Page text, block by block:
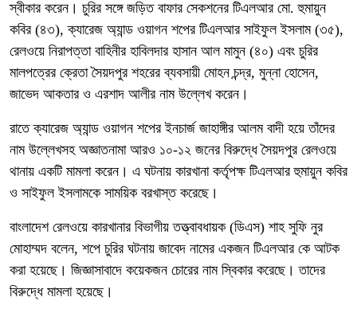
স্বীকার করেন। চুরির সঙ্গে জড়িত বাফার সেকশনের টিএলআর মো. হুমায়ুন
কবির (৪৩), ক্যারেজ অ্যান্ড ওয়াগন শপের টিএলআর সাইফুল ইসলাম (৩৫),
রেলওয়ে নিরাপত্তা বাহিনীর হাবিলদার হাসান আল মামুন (৪০) এবং চুরির
মালপত্রের ক্রেতা সৈয়দপুর শহরের ব্যবসায়ী মোহন চন্দ্র, মুন্না হোসেন,
জাভেদ আকতার ও এরশাদ আলীর নাম উল্লেখ করেন।
রাতে ক্যারেজ অ্যান্ড ওয়াগন শপের ইনচার্জ জাহাঙ্গীর আলম বাদী হয়ে তাঁদের
নাম উল্লেখসহ অজ্ঞাতনামা আরও ১০-১২ জনের বিরুদ্ধে সৈয়দপুর রেলওয়ে
থানায় একটি মামলা করেন। এ ঘটনায় কারখানা কর্তৃপক্ষ টিএলআর হুমায়ুন কবির
ও সাইফুল ইসলামকে সাময়িক বরখাস্ত করেছে।
বাংলাদেশ রেলওয়ে কারখানার বিভাগীয় তত্ত্বাবধায়ক (ডিএস) শাহ সুফি নুর
মোহাম্মদ বলেন, শপে চুরির ঘটনায় জাবেদ নামের একজন টিএলআর কে আটক
করা হয়েছে। জিজ্ঞাসাবাদে কয়েকজন চোরের নাম স্বিকার করেছে। তাদের
বিরুদ্ধে মামলা হয়েছে।